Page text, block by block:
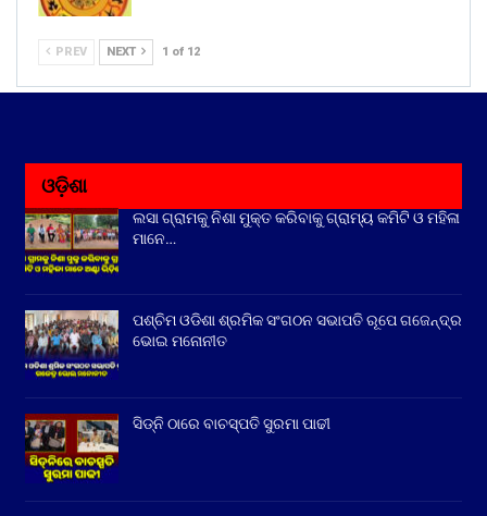
PREV NEXT 1 of 12
ଓଡ଼ିଶା
ଲସା ଗ୍ରାମକୁ ନିଶା ମୁକ୍ତ କରିବାକୁ ଗ୍ରାମ୍ୟ କମିଟି ଓ ମହିଳା
ମାନେ…
ପଶ୍ଚିମ ଓଡିଶା ଶ୍ରମିକ ସଂଗଠନ ସଭାପତି ରୂପେ ଗଜେନ୍ଦ୍ର
ଭୋଇ ମନୋନୀତ
ସିଡ୍‌ନି ଠାରେ ବାଚସ୍ପତି ସୁରମା ପାଢୀ